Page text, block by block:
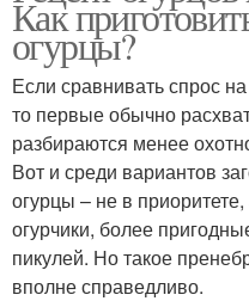
Как
огурцы?
Если сравнивать спрос
то первые обычно
разбираются менее
Вот и среди вариантов
огурцы – не в
огурчики, более
пикулей. Но такое
вполне справедливо.